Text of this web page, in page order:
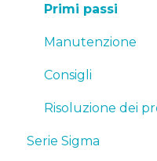
Primi passi
Manutenzione
Consigli
Risoluzione dei
Serie Sigma